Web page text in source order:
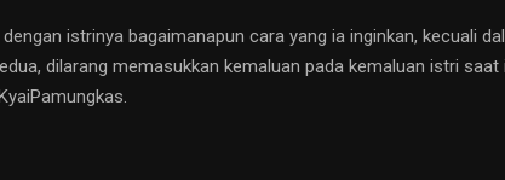
istrinya bagaimanapun cara yang ia inginkan, kecuali
dilarang memasukkan kemaluan pada kemaluan istri